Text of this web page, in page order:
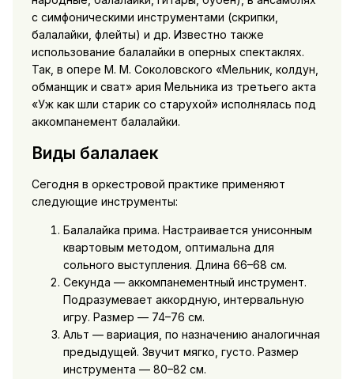
с симфоническими инструментами (скрипки,
балалайки, флейты) и др. Известно также
использование балалайки в оперных спектаклях.
Так, в опере М. М. Соколовского «Мельник, колдун,
обманщик и сват» ария Мельника из третьего акта
«Уж как шли старик со старухой» исполнялась под
аккомпанемент балалайки.
Виды балалаек
Сегодня в оркестровой практике применяют
следующие инструменты:
Балалайка прима. Настраивается унисонным
квартовым методом, оптимальна для
сольного выступления. Длина 66–68 см.
Секунда — аккомпанементный инструмент.
Подразумевает аккордную, интервальную
игру. Размер — 74–76 см.
Альт — вариация, по назначению аналогичная
предыдущей. Звучит мягко, густо. Размер
инструмента — 80–82 см.